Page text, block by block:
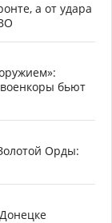
а от удара
бьют
Орды: